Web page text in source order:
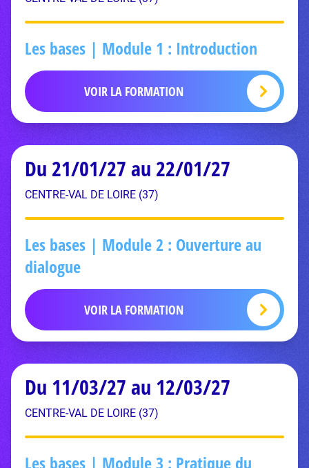
Les bases | Module 1 : Introduction
VOIR LA FORMATION
Du 21/01/27 au 22/01/27
CENTRE-VAL DE LOIRE (37)
Les bases | Module 2 : Ouverture au
dialogue
VOIR LA FORMATION
Du 11/03/27 au 12/03/27
CENTRE-VAL DE LOIRE (37)
Les bases | Module 3 : Pratique du